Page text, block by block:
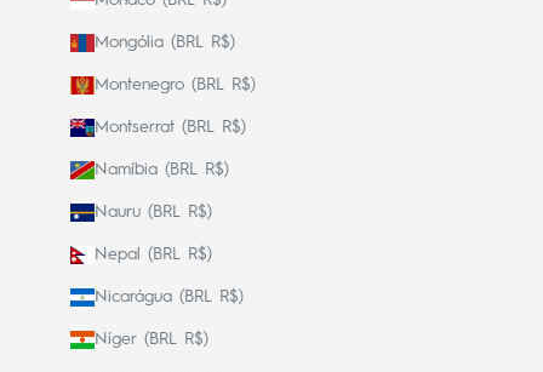
Mongólia (BRL R$)
Montenegro (BRL R$)
Montserrat (BRL R$)
Namíbia (BRL R$)
Nauru (BRL R$)
Nepal (BRL R$)
Nicarágua (BRL R$)
Níger (BRL R$)